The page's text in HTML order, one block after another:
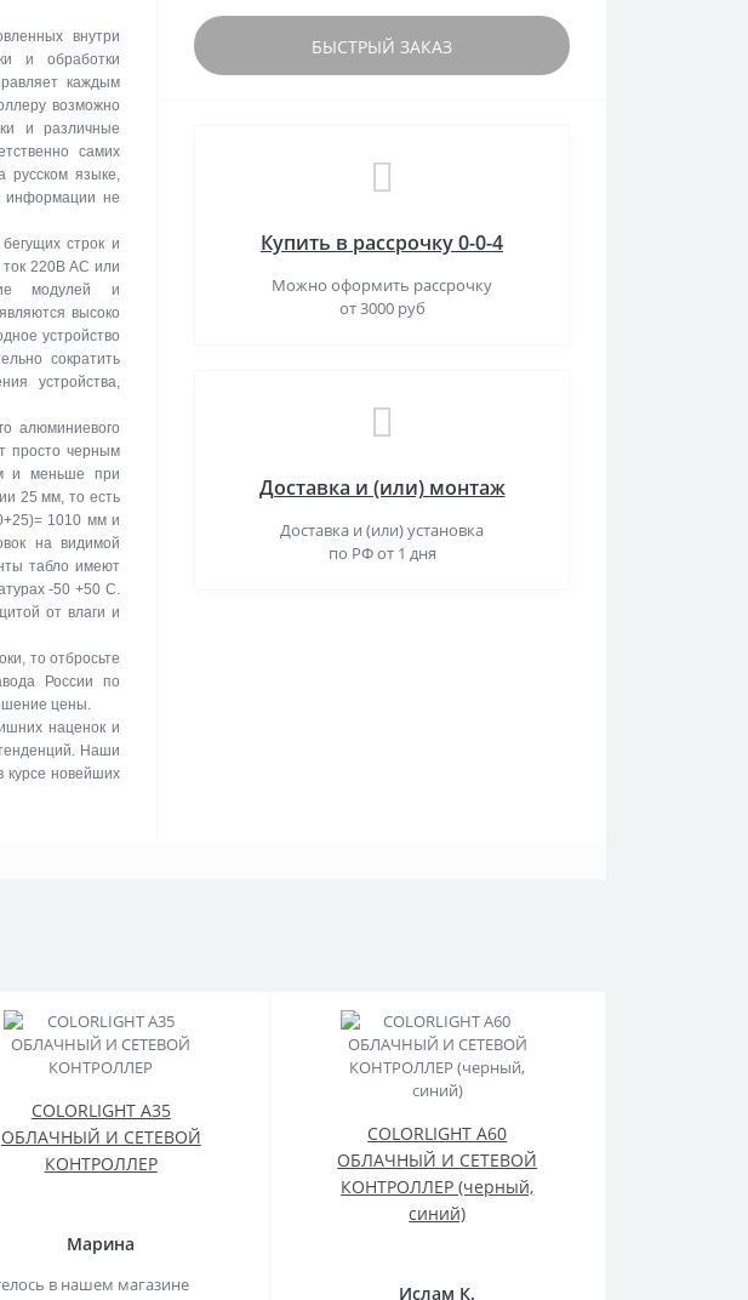
внутри
и обработки
каждым
возможно
и различные
самих
русском языке,
информации не
строк и
220В АС или
модулей и
высоко
устройство
сократить
устройства,
алюминиевого
просто черным
и меньше при
25 мм, то есть
1010 мм и
на видимой
табло имеют
-50 +50 C.
от влаги и
то отбросьте
России по
цены.
наценок и
Наши
курсе новейших
БЫСТРЫЙ ЗАКАЗ
Купить в рассрочку 0-0-4
Можно оформить рассрочку
от 3000 руб
Доставка и (или) монтаж
Доставка и (или) установка
по РФ от 1 дня
COLORLIGHT A35
ОБЛАЧНЫЙ И СЕТЕВОЙ
КОНТРОЛЛЕР
Марина
в нашем магазине
COLORLIGHT A60
ОБЛАЧНЫЙ И СЕТЕВОЙ
КОНТРОЛЛЕР (черный,
синий)
Ислам К.